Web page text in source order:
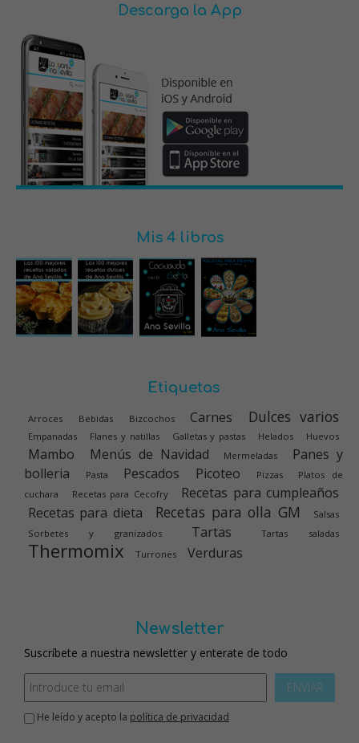
Descarga la App
Mis 4 libros
Etiquetas
Arroces Bebidas Bizcochos Carnes Dulces varios
Empanadas Flanes y natillas Galletas y pastas Helados Huevos
Mambo Menús de Navidad Mermeladas
Panes y
bolleria
Pasta Pescados Picoteo Pizzas
Platos de
cuchara
Recetas para Cecofry
Recetas para cumpleaños
Recetas para dieta
Recetas para olla GM
Salsas
Sorbetes y granizados
Tartas Tartas saladas
Thermomix Turrones Verduras
Newsletter
Suscríbete a nuestra newsletter y enterate de todo
ENVIAR
He leído y acepto la política de privacidad